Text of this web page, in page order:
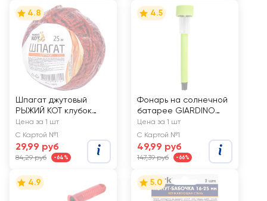
4.8
Шпагат джутовый
РЫЖИЙ КОТ клубок
25м, цветной, Арт.
108079
Цена за 1 шт
С Картой №1
29,99 руб
84,29 руб -64%
4.5
Фонарь на солнечной
батарее GIARDINO
CLUB 4,5x4,5x31см
цветной, Арт. 350003
Цена за 1 шт
С Картой №1
49,99 руб
147,39 руб -66%
4.9 5.0